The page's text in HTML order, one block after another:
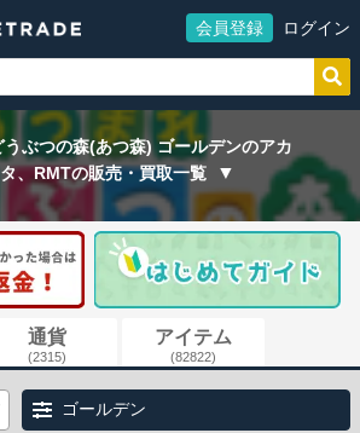
会員登録 ログイン
うぶつの森(あつ森) ゴールデンのアカ
、RMTの販売・買取一覧
通貨
(2315)
アイテム
(82822)
ゴールデン